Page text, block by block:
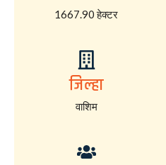
1667.90 हेक्टर
जिल्हा
वाशिम